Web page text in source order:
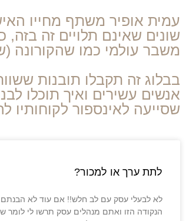
שונים שאינם תלויים זה
משבר עולמי כמו
בבלוג זה תקבלו תובנות
אנשים עשירים ואיך תוכלו
שסייעה לאינספור לקוחותיו
לתת ערך או למכור?
לא לבעלי עסק עם לב חלש!! אם עוד לא
הנקודה הזו ואתם מנהלים עסק תרשו לי לומר